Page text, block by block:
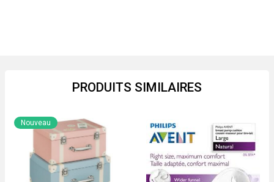
PRODUITS SIMILAIRES
Nouveau